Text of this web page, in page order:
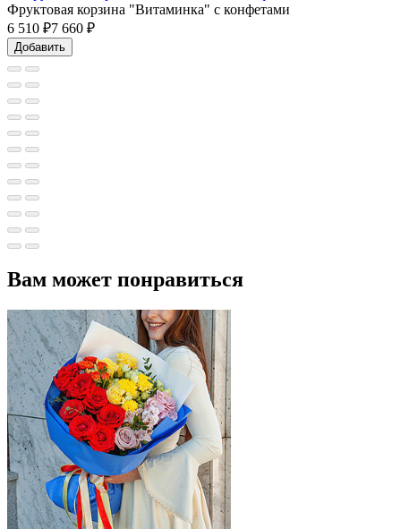
Фруктовая корзина "Витаминка" с конфетами
6 510 ₽7 660 ₽
Добавить
Вам может понравиться